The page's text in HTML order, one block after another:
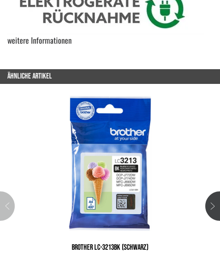
weitere Informationen
ÄHNLICHE ARTIKEL
BROTHER LC-3213BK (SCHWARZ)